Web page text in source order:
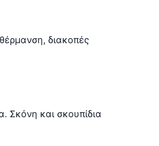
διακοπές
Σκόνη και σκουπίδια